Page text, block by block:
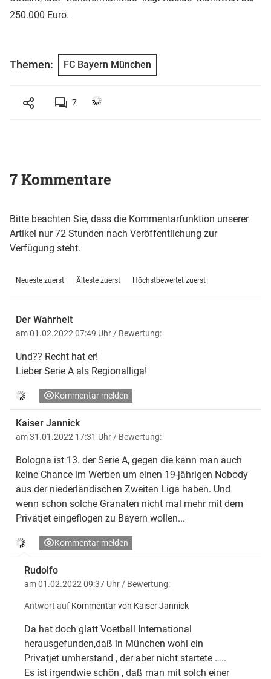
250.000 Euro.
Themen: FC Bayern München
7
7 Kommentare
Bitte beachten Sie, dass die Kommentarfunktion unserer
Artikel nur 72 Stunden nach Veröffentlichung zur
Verfügung steht.
Neueste zuerst Älteste zuerst Höchstbewertet zuerst
Der Wahrheit
am 01.02.2022 07:49 Uhr / Bewertung:
Und?? Recht hat er!
Lieber Serie A als Regionalliga!
Kommentar melden
Kaiser Jannick
am 31.01.2022 17:31 Uhr / Bewertung:
Bologna ist 13. der Serie A, gegen die kann man auch
keine Chance im Werben um einen 19-jährigen Nobody
aus der niederländischen Zweiten Liga haben. Und
wenn schon solche Granaten nicht mal mehr mit dem
Privatjet eingeflogen zu Bayern wollen...
Kommentar melden
Rudolfo
am 01.02.2022 09:37 Uhr / Bewertung:
Antwort auf Kommentar von Kaiser Jannick
Da hat doch glatt Voetball International
herausgefunden,daß in München wohl ein
Privatjet umherstand , der aber nicht startete …..
Es ist irgendwie schön , daß man mit solch einer